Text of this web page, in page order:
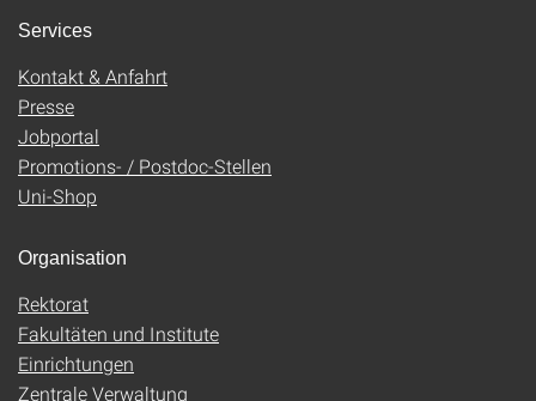
Services
Kontakt & Anfahrt
Presse
Jobportal
Promotions- / Postdoc-Stellen
Uni-Shop
Organisation
Rektorat
Fakultäten und Institute
Einrichtungen
Zentrale Verwaltung